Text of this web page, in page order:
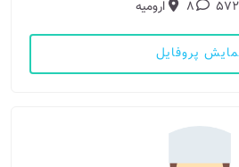
8 ارومیه
پروفایل